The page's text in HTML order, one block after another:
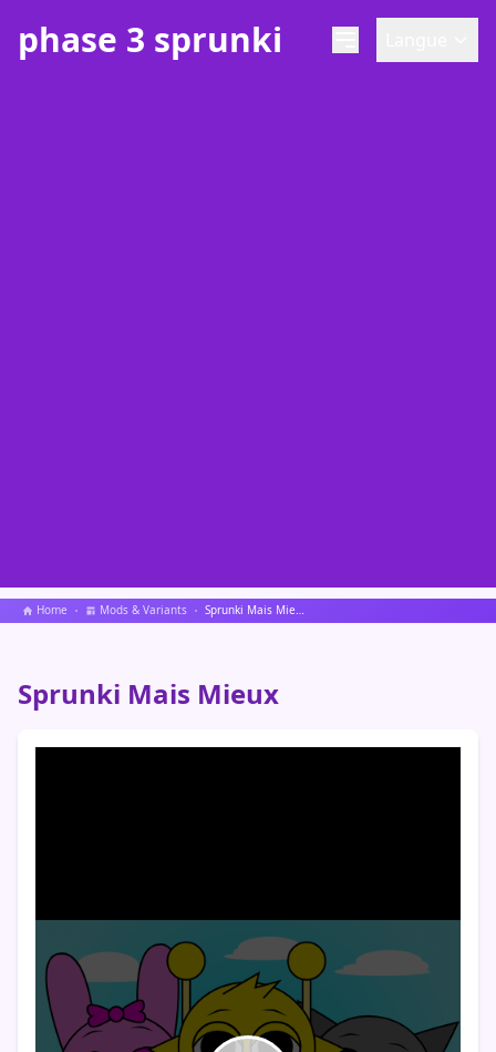
phase 3 sprunki
Home Mods & Variants Sprunki Mais Mieux
Sprunki Mais Mieux